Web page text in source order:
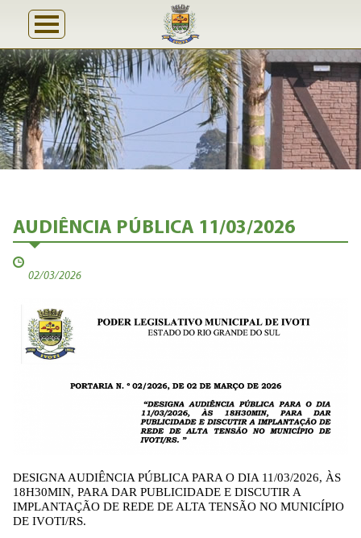
AUDIÊNCIA PÚBLICA 11/03/2026
02/03/2026
DESIGNA AUDIÊNCIA PÚBLICA PARA O DIA 11/03/2026, ÀS
18H30MIN, PARA DAR PUBLICIDADE E DISCUTIR A
IMPLANTAÇÃO DE REDE DE ALTA TENSÃO NO MUNICÍPIO
DE IVOTI/RS.